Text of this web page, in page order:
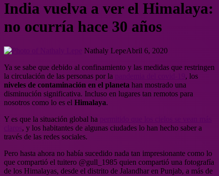
India vuelva a ver el Himalaya:
no ocurría hace 30 años
Nathaly LepeAbril 6, 2020
Ya se sabe que debido al confinamiento y las medidas que restringen
la circulación de las personas por la
, los
niveles de contaminación en el planeta han mostrado una
disminución significativa. Incluso en lugares tan remotos para
nosotros como lo es el Himalaya.
Y es que la situación global ha
, y los habitantes de algunas ciudades lo han hecho saber a
través de las redes sociales.
Pero hasta ahora no había sucedido nada tan impresionante como lo
que compartió el tuitero @gull_1985 quien compartió una fotografía
de los Himalayas, desde el distrito de Jalandhar en Punjab, a más de